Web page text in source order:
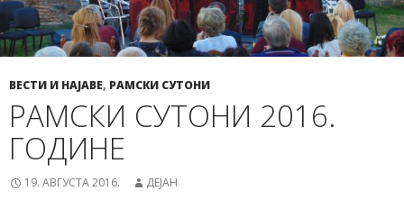
ВЕСТИ И НАЈАВЕ, РАМСКИ СУТОНИ
РАМСКИ СУТОНИ 2016.
ГОДИНЕ
19. АВГУСТА 2016. ДЕЈАН